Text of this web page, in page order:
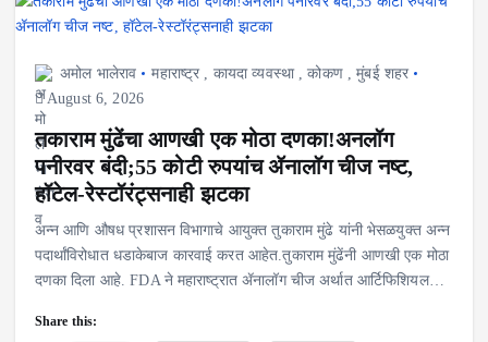
अमोल भालेराव महाराष्ट्र कायदा व्यवस्था,कोकण,मुंबई शहर
August 6, 2026
तकाराम मुंढेंचा आणखी एक मोठा दणका!अनलॉग
पनीरवर बंदी;55 कोटी रुपयांच ॲनालॉग चीज नष्ट,
हॉटेल-रेस्टॉरंट्सनाही झटका
अन्न आणि औषध प्रशासन विभागाचे आयुक्त तुकाराम मुंढे यांनी भेसळयुक्त अन्न
पदार्थांविरोधात धडाकेबाज कारवाई करत आहेत.तुकाराम मुंढेंनी आणखी एक मोठा
दणका दिला आहे. FDA ने महाराष्ट्रात ॲनालॉग चीज अर्थात आर्टिफिशियल…
Share this: